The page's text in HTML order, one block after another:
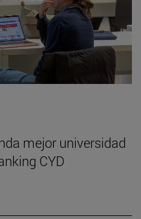
mejor universidad
CYD